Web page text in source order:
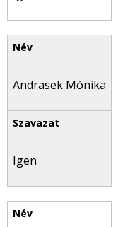
Andrasek Mónika
Igen